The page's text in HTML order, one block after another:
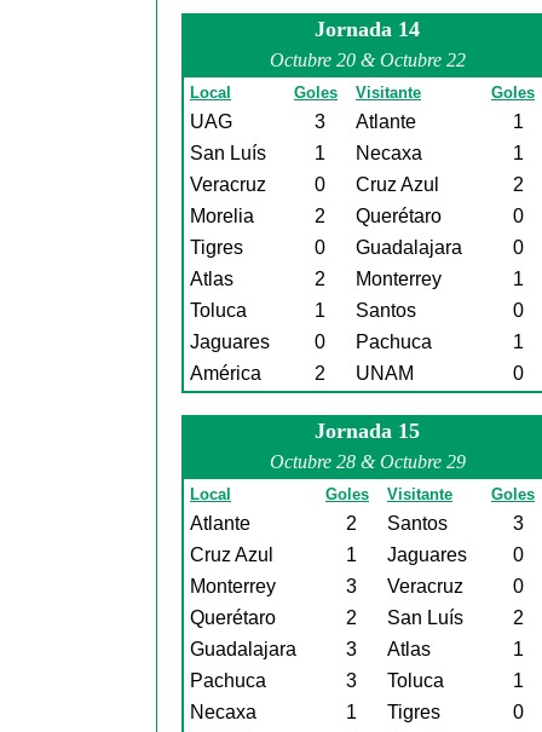
Jornada 14
Octubre 20 & Octubre 22
Local Goles Visitante Goles
UAG 3 Atlante
1
San Luís
1 Necaxa
1
Veracruz
0 Cruz Azul
2
Morelia
2 Querétaro
0
Tigres
0 Guadalajara
0
Atlas
2 Monterrey
1
Toluca
1 Santos
0
Jaguares
0 Pachuca
1
América
2 UNAM 0
Jornada 15
Octubre 28 & Octubre 29
Local Goles Visitante Goles
Atlante 2 Santos
3
Cruz Azul
1 Jaguares
0
Monterrey
3 Veracruz
0
Querétaro
2 San Luís
2
Guadalajara
3 Atlas
1
Pachuca
3 Toluca
1
Necaxa
1 Tigres
0